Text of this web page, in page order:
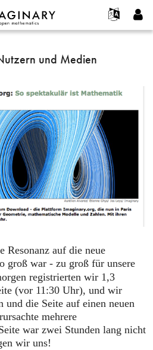
한국어
Español
Türkçe
on
Filme
Texte
Mehr...
Projekte
Kontakt
erstellen
anfordern
und Medien
Resonanz auf die neue
groß war - zu groß für unsere
registrierten wir 1,3
(vor 11:30 Uhr), und wir
und die Seite auf einen neuen
mehrere
war zwei Stunden lang nicht
wir uns!